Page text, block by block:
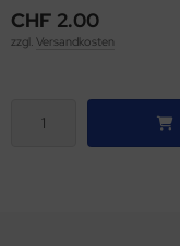
CHF 2.00
zzgl. Versandkosten